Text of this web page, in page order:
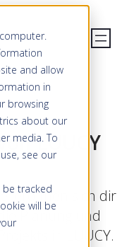
and allow
in
browsing
about our
media. To
see our
be tracked
will be
LUUCY
eröffnen sich dir
Planung und
in LUUCY.